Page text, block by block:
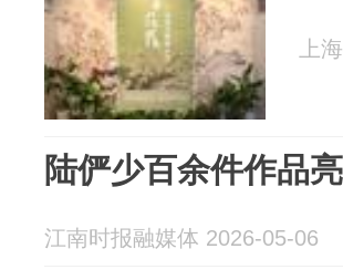
上
陆俨少百余件作品
江南时报融媒体 2026-05-06